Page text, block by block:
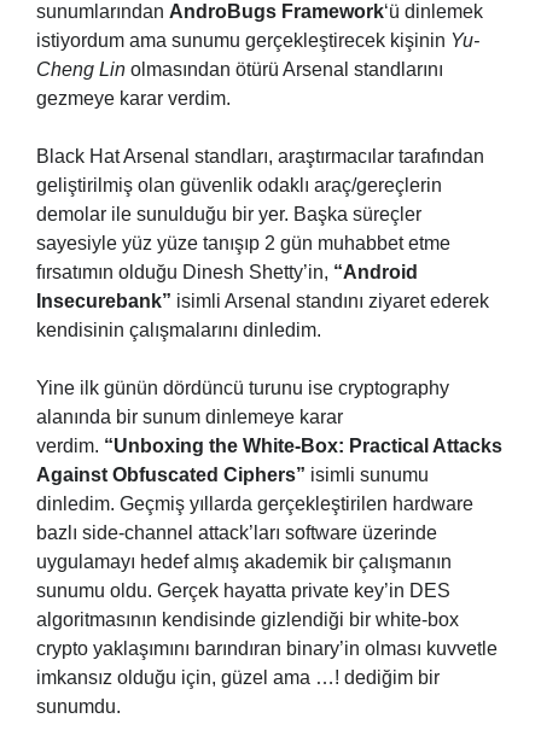
sunumlarından AndroBugs Framework‘ü dinlemek
istiyordum ama sunumu gerçekleştirecek kişinin Yu-
Cheng Lin olmasından ötürü Arsenal standlarını
gezmeye karar verdim.
Black Hat Arsenal standları, araştırmacılar tarafından
geliştirilmiş olan güvenlik odaklı araç/gereçlerin
demolar ile sunulduğu bir yer. Başka süreçler
sayesiyle yüz yüze tanışıp 2 gün muhabbet etme
fırsatımın olduğu Dinesh Shetty’in, “Android
Insecurebank” isimli Arsenal standını ziyaret ederek
kendisinin çalışmalarını dinledim.
Yine ilk günün dördüncü turunu ise cryptography
alanında bir sunum dinlemeye karar
verdim. “Unboxing the White-Box: Practical Attacks
Against Obfuscated Ciphers” isimli sunumu
dinledim. Geçmiş yıllarda gerçekleştirilen hardware
bazlı side-channel attack’ları software üzerinde
uygulamayı hedef almış akademik bir çalışmanın
sunumu oldu. Gerçek hayatta private key’in DES
algoritmasının kendisinde gizlendiği bir white-box
crypto yaklaşımını barındıran binary’in olması kuvvetle
imkansız olduğu için, güzel ama …! dediğim bir
sunumdu.